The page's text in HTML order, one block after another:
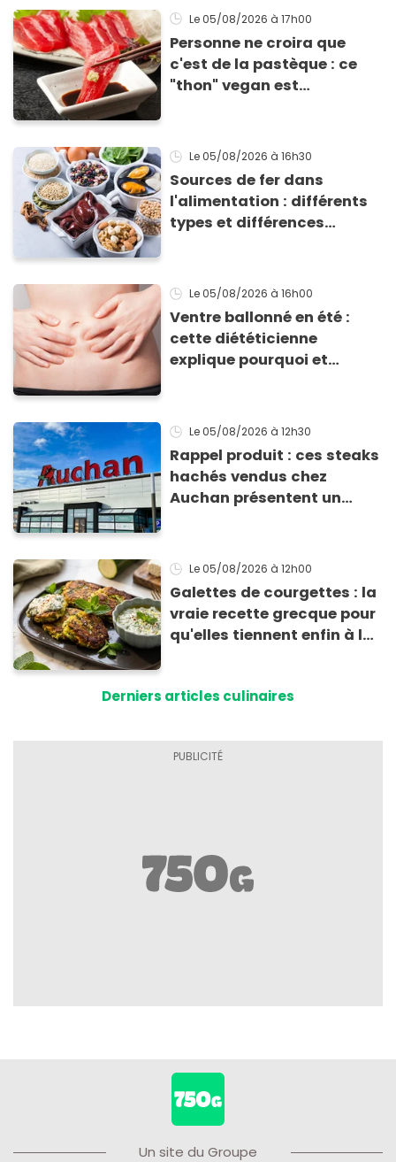
grillades
Le 05/08/2026 à 17h00
Personne ne croira que
c'est de la pastèque : ce
"thon" vegan est
Le 05/08/2026 à 16h30
Sources de fer dans
l'alimentation : différents
types et différences
Le 05/08/2026 à 16h00
Ventre ballonné en été :
cette diététicienne
explique pourquoi et
Le 05/08/2026 à 12h30
Rappel produit : ces steaks
hachés vendus chez
Auchan présentent un
Le 05/08/2026 à 12h00
Galettes de courgettes : la
vraie recette grecque pour
qu'elles tiennent enfin à la
Derniers articles culinaires
Un site du Groupe